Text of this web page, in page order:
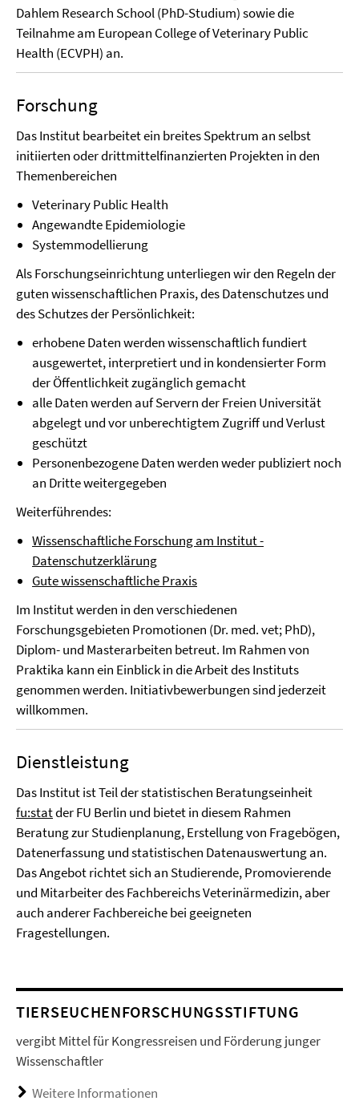
Dahlem Research School (PhD-Studium) sowie die
Teilnahme am European College of Veterinary Public
Health (ECVPH) an.
Forschung
Das Institut bearbeitet ein breites Spektrum an selbst
initiierten oder drittmittelfinanzierten Projekten in den
Themenbereichen
Veterinary Public Health
Angewandte Epidemiologie
Systemmodellierung
Als Forschungseinrichtung unterliegen wir den Regeln der
guten wissenschaftlichen Praxis, des Datenschutzes und
des Schutzes der Persönlichkeit:
erhobene Daten werden wissenschaftlich fundiert
ausgewertet, interpretiert und in kondensierter Form
der Öffentlichkeit zugänglich gemacht
alle Daten werden auf Servern der Freien Universität
abgelegt und vor unberechtigtem Zugriff und Verlust
geschützt
Personenbezogene Daten werden weder publiziert noch
an Dritte weitergegeben
Weiterführendes:
Wissenschaftliche Forschung am Institut -
Datenschutzerklärung
Gute wissenschaftliche Praxis
Im Institut werden in den verschiedenen
Forschungsgebieten Promotionen (Dr. med. vet; PhD),
Diplom- und Masterarbeiten betreut. Im Rahmen von
Praktika kann ein Einblick in die Arbeit des Instituts
genommen werden. Initiativbewerbungen sind jederzeit
willkommen.
Dienstleistung
Das Institut ist Teil der statistischen Beratungseinheit
fu:statder FU Berlin und bietet in diesem Rahmen
Beratung zur Studienplanung, Erstellung von Fragebögen,
Datenerfassung und statistischen Datenauswertung an.
Das Angebot richtet sich an Studierende, Promovierende
und Mitarbeiter des Fachbereichs Veterinärmedizin, aber
auch anderer Fachbereiche bei geeigneten
Fragestellungen.
TIERSEUCHENFORSCHUNGSSTIFTUNG
vergibt Mittel für Kongressreisen und Förderung junger
Wissenschaftler
Weitere Informationen